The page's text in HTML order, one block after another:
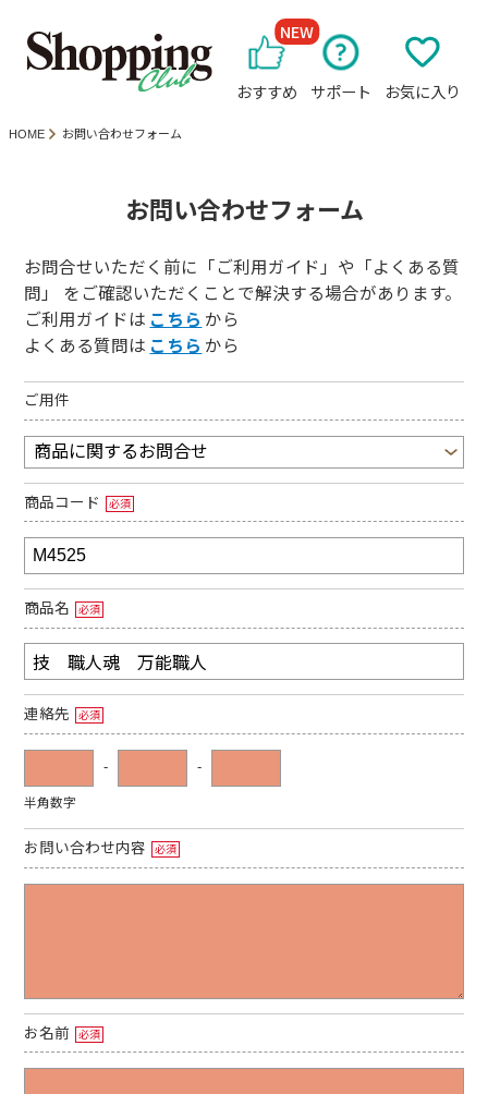
おすすめ
NEW
サポート お気に入り
HOME お問い合わせフォーム
お問い合わせフォーム
お問合せいただく前に「ご利用ガイド」や「よくある質
問」 をご確認いただくことで解決する場合があります。
ご利用ガイドは こちら から
よくある質問は こちら から
ご用件
商品コード 必須
商品名 必須
連絡先 必須
- -
半角数字
お問い合わせ内容 必須
お名前 必須